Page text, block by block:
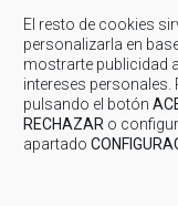
El resto de cookies
personalizarla en
mostrarte publicidad
intereses
pulsando el botón
RECHAZAR o
apartado
Departamento
Mineras.